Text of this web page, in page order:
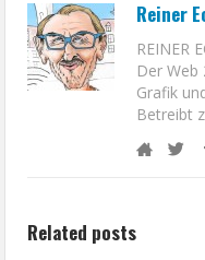
Reiner
REINER
Der Web
Grafik
Betreibt
Related posts